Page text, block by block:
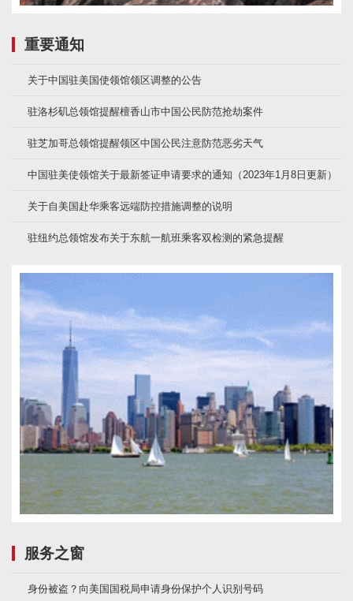
重要通知
关于中国驻美国使领馆领区调整的公告
驻洛杉矶总领馆提醒檀香山市中国公民防范抢劫案件
驻芝加哥总领馆提醒领区中国公民注意防范恶劣天气
中国驻美使领馆关于最新签证申请要求的通知（2023年1月8日更新）
关于自美国赴华乘客远端防控措施调整的说明
驻纽约总领馆发布关于东航一航班乘客双检测的紧急提醒
服务之窗
身份被盗？向美国国税局申请身份保护个人识别号码